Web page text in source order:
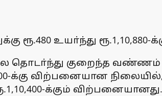
உயா்ந்து ரூ.1,10,880-
குறைந்த வண்ணம்
க்கு விற்பனையான
க்கும் விற்பனையானது.